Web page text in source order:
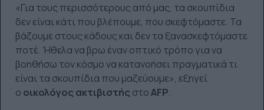
«Για τους περισσότερους από μας, τα σκουπίδια
δεν είναι κάτι που βλέπουμε, που σκεφτόμαστε. Τα
βάζουμε στους κάδους και δεν τα ξανασκεφτόμαστε
ποτέ. Ήθελα να βρω έναν οπτικό τρόπο για να
βοηθήσω τον κόσμο να κατανοήσει πραγματικά τι
είναι τα σκουπίδια που μαζεύουμε», εξηγεί
ο οικολόγος ακτιβιστής στοAFP.